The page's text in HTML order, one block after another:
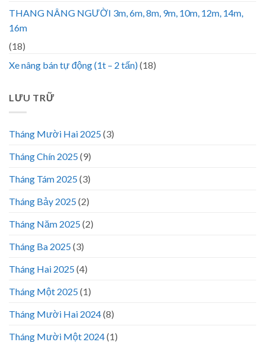
THANG NÂNG NGƯỜI 3m, 6m, 8m, 9m, 10m, 12m, 14m,
16m
(18)
Xe nâng bán tự động (1t – 2 tấn)(18)
LƯU TRỮ
Tháng Mười Hai 2025(3)
Tháng Chín 2025(9)
Tháng Tám 2025(3)
Tháng Bảy 2025(2)
Tháng Năm 2025(2)
Tháng Ba 2025(3)
Tháng Hai 2025(4)
Tháng Một 2025(1)
Tháng Mười Hai 2024(8)
Tháng Mười Một 2024(1)